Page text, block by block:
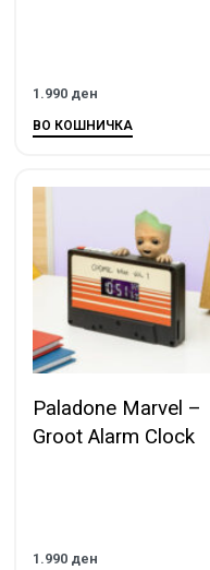
1.990 ден
ВО КОШНИЧКА
Paladone Marvel –
Groot Alarm Clock
1.990 ден